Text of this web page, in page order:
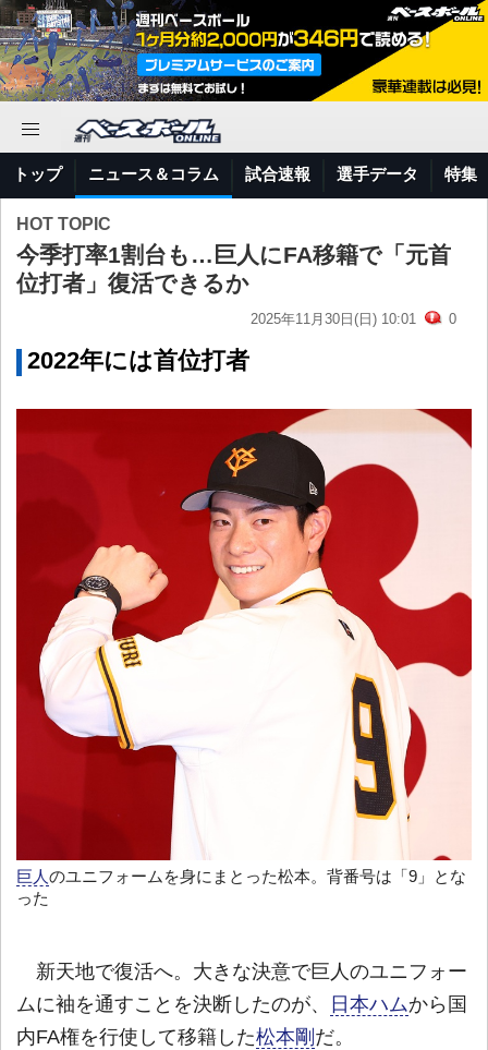
トップ ニュース＆コラム 試合速報 選手データ 特集
HOT TOPIC
今季打率1割台も…巨人にFA移籍で「元首
位打者」復活できるか
2025年11月30日(日) 10:01 0
2022年には首位打者
巨人のユニフォームを身にまとった松本。背番号は「9」とな
った
新天地で復活へ。大きな決意で巨人のユニフォー
ムに袖を通すことを決断したのが、
日本ハムから国
内FA権を行使して移籍した松本剛 だ。